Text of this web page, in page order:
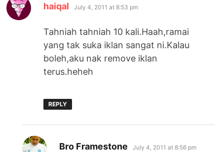
haiqal says:
July 4, 2011 at 8:53 pm
Tahniah tahniah 10 kali.Haah,ramai
yang tak suka iklan sangat ni.Kalau
boleh,aku nak remove iklan
terus.heheh
REPLY
Bro Framestone says:
July 4, 2011 at 8:56 pm